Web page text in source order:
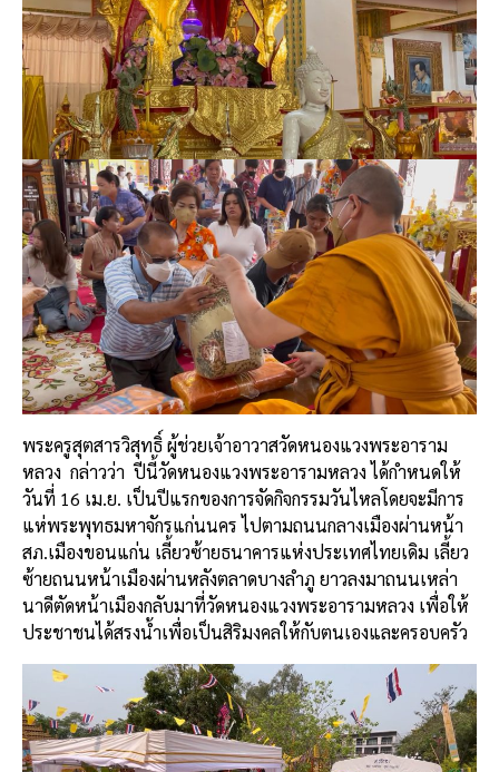
พระครูสุตสารวิสุทธิ์ผู้ช่วยเจ้าอาวาสวัดหนองแวงพระอาราม
หลวง กล่าวว่า ปีนี้วัดหนองแวงพระอารามหลวง ได้กำหนดให้
วันที่ 16 เม.ย. เป็นปีแรกของการจัดกิจกรรมวันไหลโดยจะมีการ
แห่พระพุทธมหาจักรแก่นนคร ไปตามถนนกลางเมืองผ่านหน้า
สภ.เมืองขอนแก่น เลี้ยวซ้ายธนาคารแห่งประเทศไทยเดิม เลี้ยว
ซ้ายถนนหน้าเมืองผ่านหลังตลาดบางลำภู ยาวลงมาถนนเหล่า
นาดีตัดหน้าเมืองกลับมาที่วัดหนองแวงพระอารามหลวง เพื่อให้
ประชาชนได้สรงน้ำเพื่อเป็นสิริมงคลให้กับตนเองและครอบครัว